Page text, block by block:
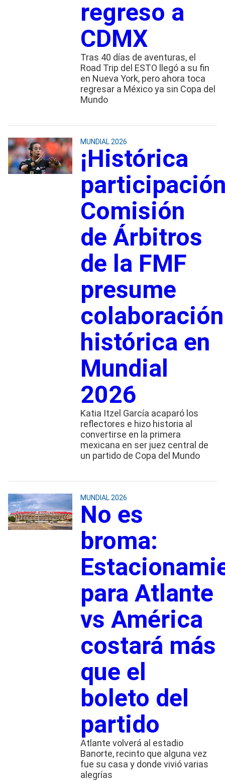
regreso a
CDMX
Tras 40 días de aventuras, el
Road Trip del ESTO llegó a su fin
en Nueva York, pero ahora toca
regresar a México ya sin Copa del
Mundo
MUNDIAL 2026
¡Histórica
Comisión
de Árbitros
de la FMF
presume
colaboración
histórica en
Mundial
2026
Katia Itzel García acaparó los
reflectores e hizo historia al
convertirse en la primera
mexicana en ser juez central de
un partido de Copa del Mundo
MUNDIAL 2026
No es
broma:
para Atlante
vs América
costará más
que el
boleto del
partido
Atlante volverá al estadio
Banorte, recinto que alguna vez
fue su casa y donde vivió varias
alegrías